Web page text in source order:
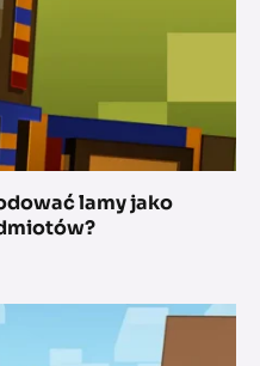
lamy jako